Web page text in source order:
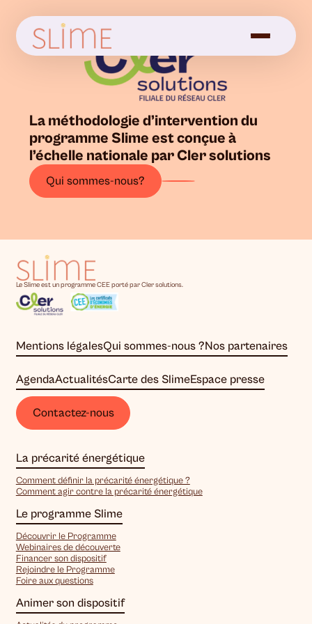
La méthodologie d’intervention du
programme Slime est conçue à
l’échelle nationale par Cler solutions
Qui sommes-nous?
Le Slime est un programme CEE porté par Cler solutions.
Mentions légalesQui sommes-nous ?Nos partenaires
AgendaActualitésCarte des SlimeEspace presse
Contactez-nous
La précarité énergétique
Comment définir la précarité énergétique ?
Comment agir contre la précarité énergétique
Le programme Slime
Découvrir le Programme
Webinaires de découverte
Financer son dispositif
Rejoindre le Programme
Foire aux questions
Animer son dispositif